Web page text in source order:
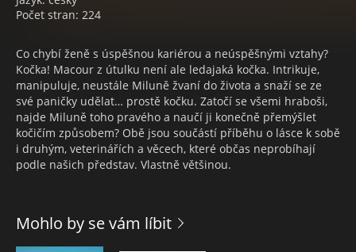
Počet stran: 224
Co chybí ženě s úspěšnou kariérou a neúspěšnými vztahy?
Kočka! Macour z útulku není ale ledajaká kočka. Intrikuje,
manipuluje, neustále Miluně žvaní do života a snaží se ze
své paničky udělat… prostě kočku. Zatočí se všemi hraboši,
najde Miluně toho pravého a naučí ji konečně přemýšlet
kočičím způsobem? Obě jsou součástí příběhu o lásce k sobě
i druhým, veterinářích a věcech, které občas neprobíhají
podle našich představ. Vlastně většinou.
Mohlo by se vám líbit